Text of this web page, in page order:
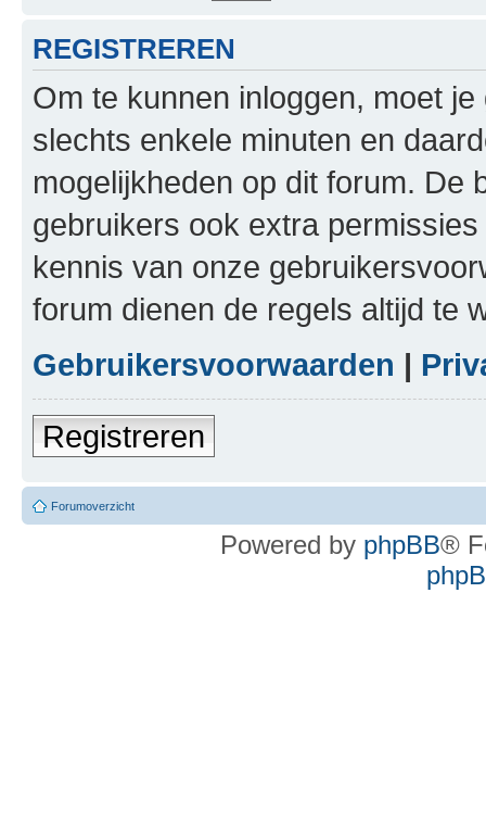
REGISTREREN
Om te kunnen inloggen, moet
slechts enkele minuten en
mogelijkheden op dit forum. De
gebruikers ook extra
kennis van onze
forum dienen de regels altijd te
Gebruikersvoorwaarden |
Registreren
Forumoverzicht
Powered by phpBB®